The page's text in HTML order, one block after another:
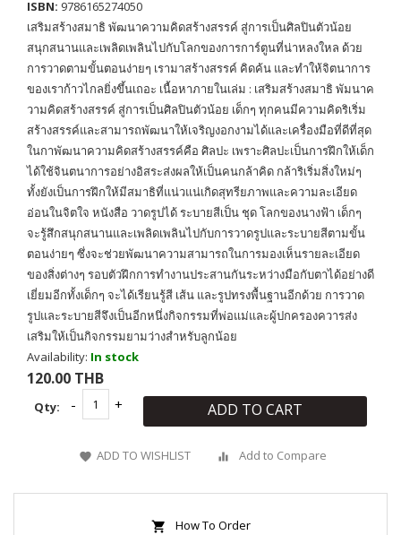
ISBN: 9786165274050
เสริมสร้างสมาธิ พัฒนาความคิดสร้างสรรค์ สู่การเป็นศิลปินตัวน้อย
สนุกสนานและเพลิดเพลินไปกับโลกของการการ์ตูนที่น่าหลงใหล ด้วย
การวาดตามขั้นตอนง่ายๆ เรามาสร้างสรรค์ คิดค้น และทำให้จิตนาการ
ของเราก้าวไกลยิ่งขึ้นเถอะ เนื้อหาภายในเล่ม : เสริมสร้างสมาธิ พัมนาค
วามคิดสร้างสรรค์ สู่การเป็นศิลปินตัวน้อย เด็กๆ ทุกคนมีความคิดริเริ่ม
สร้างสรรค์และสามารถพัฒนาให้เจริญงอกงามได้และเครื่องมือที่ดีที่สุด
ในกาพัฒนาความคิดสร้างสรรค์คือ ศิลปะ เพราะศิลปะเป็นการฝึกให้เด็ก
ได้ใช้จินตนาการอย่างอิสระส่งผลให้เป็นคนกล้าคิด กล้าริเริ่มสิ่งใหม่ๆ
ทั้งยังเป็นการฝึกให้มีสมาธิที่แน่วแน่เกิดสุทรียภาพและความละเอียด
อ่อนในจิตใจ หนังสือ วาดรูปได้ ระบายสีเป็น ชุด โลกของนางฟ้า เด็กๆ
จะรู้สึกสนุกสนานและเพลิดเพลินไปกับการวาดรูปและระบายสีตามขั้น
ตอนง่ายๆ ซึ่งจะช่วยพัฒนาความสามารถในการมองเห็นรายละเอียด
ของสิ่งต่างๆ รอบตัวฝึกการทำงานประสานกันระหว่างมือกับตาได้อย่างดี
เยี่ยมอีกทั้งเด็กๆ จะได้เรียนรู้สี เส้น และรูปทรงพื้นฐานอีกด้วย การวาด
รูปและระบายสีจึงเป็นอีกหนึ่งกิจกรรมที่พ่อแม่และผู้ปกครองควารส่ง
เสริมให้เป็นกิจกรรมยามว่างสำหรับลูกน้อย
Availability: In stock
120.00 THB
Qty: ADD TO CART
ADD TO WISHLIST Add to Compare
How To Order